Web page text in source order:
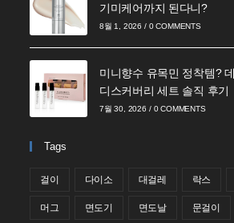
기미케어까지 된다니?
8월 1, 2026 / 0 COMMENTS
미니향수 유목민 정착템?
디스커버리 세트 솔직 후기
7월 30, 2026 / 0 COMMENTS
Tags
걸이 다이소 대걸레 락스
머그 면도기 면도날 문걸이